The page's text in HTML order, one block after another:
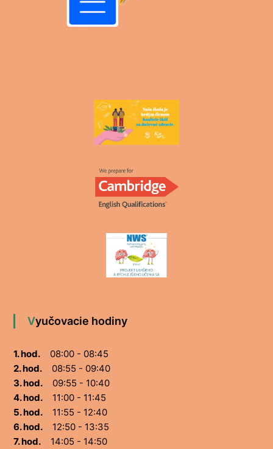
Vyučovacie hodiny
1. hod.08:00 - 08:45
2. hod.08:55 - 09:40
3. hod.09:55 - 10:40
4. hod.11:00 - 11:45
5. hod.11:55 - 12:40
6. hod.12:50 - 13:35
7. hod.14:05 - 14:50